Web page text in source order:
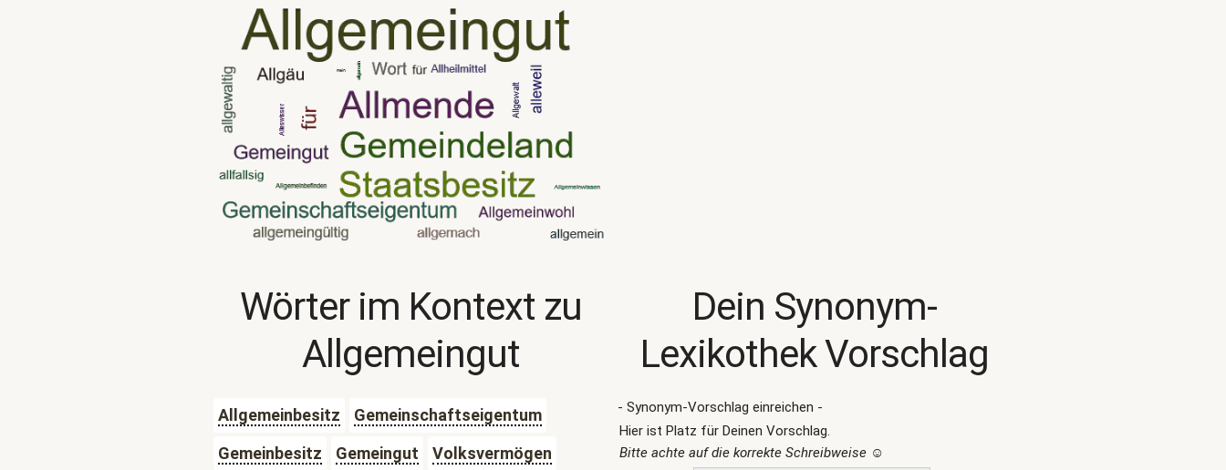
Wörter im Kontext zu
Allgemeingut
Allgemeinbesitz
Gemeinschaftseigentum
Gemeinbesitz
Gemeingut Volksvermögen
Dein Synonym-
Lexikothek Vorschlag
- Synonym-Vorschlag einreichen -
Hier ist Platz für Deinen Vorschlag.
Bitte achte auf die korrekte Schreibweise☺